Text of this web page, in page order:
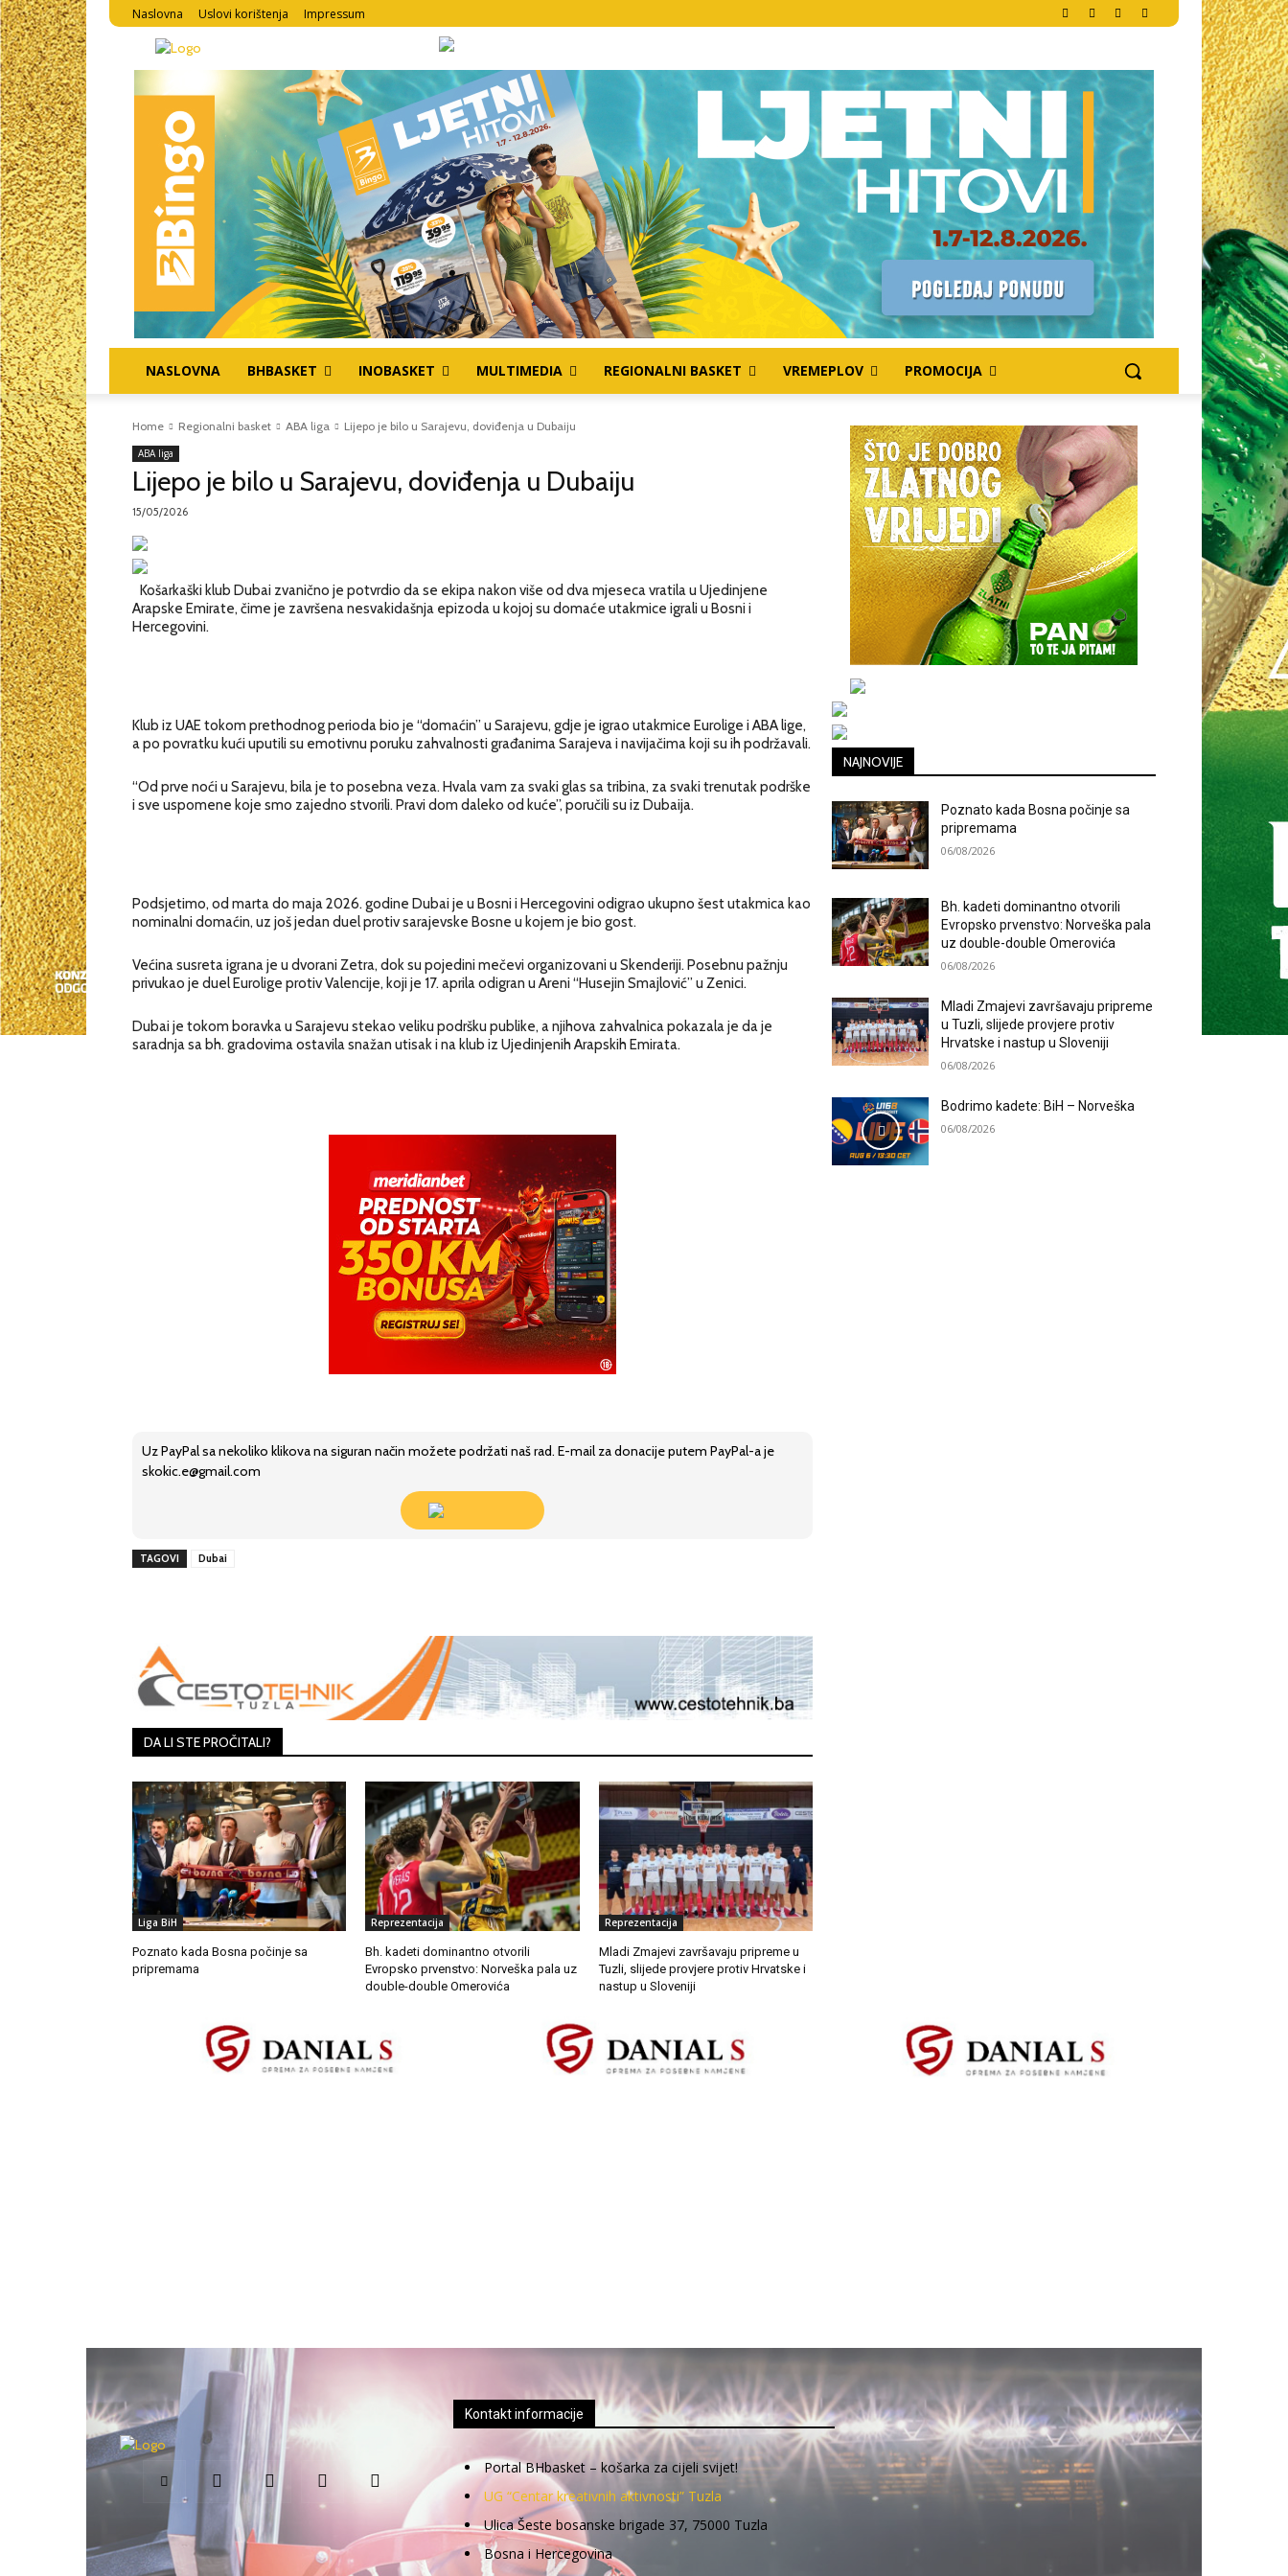
Naslovna Uslovi korištenja Impressum
NASLOVNA BHBASKET INOBASKET MULTIMEDIA REGIONALNI BASKET VREMEPLOV PROMOCIJA
Home Regionalni basket ABA liga Lijepo je bilo u Sarajevu, doviđenja u Dubaiju
ABA liga
Lijepo je bilo u Sarajevu, doviđenja u Dubaiju
15/05/2026
Košarkaški klub Dubai zvanično je potvrdio da se ekipa nakon više od dva mjeseca vratila u Ujedinjene
Arapske Emirate, čime je završena nesvakidašnja epizoda u kojoj su domaće utakmice igrali u Bosni i
Hercegovini.
Klub iz UAE tokom prethodnog perioda bio je “domaćin” u Sarajevu, gdje je igrao utakmice Eurolige i ABA lige,
a po povratku kući uputili su emotivnu poruku zahvalnosti građanima Sarajeva i navijačima koji su ih podržavali.
“Od prve noći u Sarajevu, bila je to posebna veza. Hvala vam za svaki glas sa tribina, za svaki trenutak podrške
i sve uspomene koje smo zajedno stvorili. Pravi dom daleko od kuće”, poručili su iz Dubaija.
Podsjetimo, od marta do maja 2026. godine Dubai je u Bosni i Hercegovini odigrao ukupno šest utakmica kao
nominalni domaćin, uz još jedan duel protiv sarajevske Bosne u kojem je bio gost.
Većina susreta igrana je u dvorani Zetra, dok su pojedini mečevi organizovani u Skenderiji. Posebnu pažnju
privukao je duel Eurolige protiv Valencije, koji je 17. aprila odigran u Areni “Husejin Smajlović” u Zenici.
Dubai je tokom boravka u Sarajevu stekao veliku podršku publike, a njihova zahvalnica pokazala je da je
saradnja sa bh. gradovima ostavila snažan utisak i na klub iz Ujedinjenih Arapskih Emirata.
Uz PayPal sa nekoliko klikova na siguran način možete podržati naš rad. E-mail za donacije putem PayPal-a je
skokic.e@gmail.com
TAGOVI Dubai
DA LI STE PROČITALI?
Liga BiH
Poznato kada Bosna počinje sa
pripremama
Reprezentacija
Bh. kadeti dominantno otvorili
Evropsko prvenstvo: Norveška pala uz
double-double Omerovića
Reprezentacija
Mladi Zmajevi završavaju pripreme u
Tuzli, slijede provjere protiv Hrvatske i
nastup u Sloveniji
NAJNOVIJE
Poznato kada Bosna počinje sa
pripremama
06/08/2026
Bh. kadeti dominantno otvorili
Evropsko prvenstvo: Norveška pala
uz double-double Omerovića
06/08/2026
Mladi Zmajevi završavaju pripreme
u Tuzli, slijede provjere protiv
Hrvatske i nastup u Sloveniji
06/08/2026
Bodrimo kadete: BiH – Norveška
06/08/2026
Kontakt informacije
Portal BHbasket – košarka za cijeli svijet!
UG “Centar kreativnih aktivnosti” Tuzla
Ulica Šeste bosanske brigade 37, 75000 Tuzla
Bosna i Hercegovina